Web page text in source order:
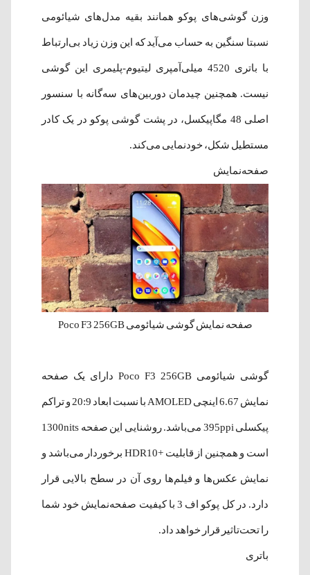
وزن گوشی‌های پوکو همانند بقیه مدل‌های شیائومی
نسبتا سنگین به حساب می‌آید که این وزن زیاد بی‌ارتباط
با باتری 4520 میلی‌آمپری لیتیوم-پلیمری این گوشی
نیست. همچنین چیدمان دوربین‌های سه‌گانه با سنسور
اصلی 48 مگاپیکسل، در پشت گوشی پوکو در یک کادر
مستطیل شکل، خودنمایی می‌کند.
صفحه‌نمایش
صفحه نمایش گوشی شیائومی Poco F3 256GB
گوشی شیائومی Poco F3 256GB دارای یک صفحه
نمایش 6.67 اینچی AMOLED با نسبت ابعاد 20:9 و تراکم
پیکسلی 395ppi می‌باشد. روشنایی این صفحه 1300nits
است و همچنین از قابلیت +HDR10 برخوردار می‌باشد و
نمایش عکس‌‌ها و فیلم‌ها روی آن در سطح بالایی قرار
دارد. در کل پوکو اف 3 با کیفیت صفحه‌نمایش خود شما
را تحت‌‌تاثیر قرار خواهد داد.
باتری